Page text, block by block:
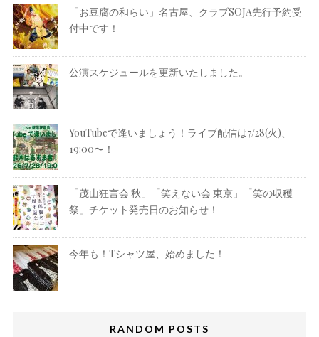
「お豆腐の和らい」名古屋、クラブSOJA先行予約受
付中です！
公演スケジュールを更新いたしました。
YouTubeで逢いましょう！ライブ配信は7/28(火)、
19:00〜！
「茂山狂言会 秋」「笑えない会 東京」「笑の収穫
祭」チケット発売日のお知らせ！
今年も！Tシャツ屋、始めました！
RANDOM POSTS